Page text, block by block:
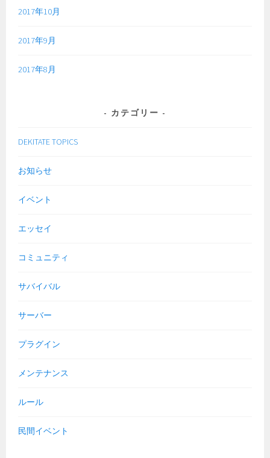
2017年10月
2017年9月
2017年8月
カテゴリー
DEKITATE TOPICS
お知らせ
イベント
エッセイ
コミュニティ
サバイバル
サーバー
プラグイン
メンテナンス
ルール
民間イベント